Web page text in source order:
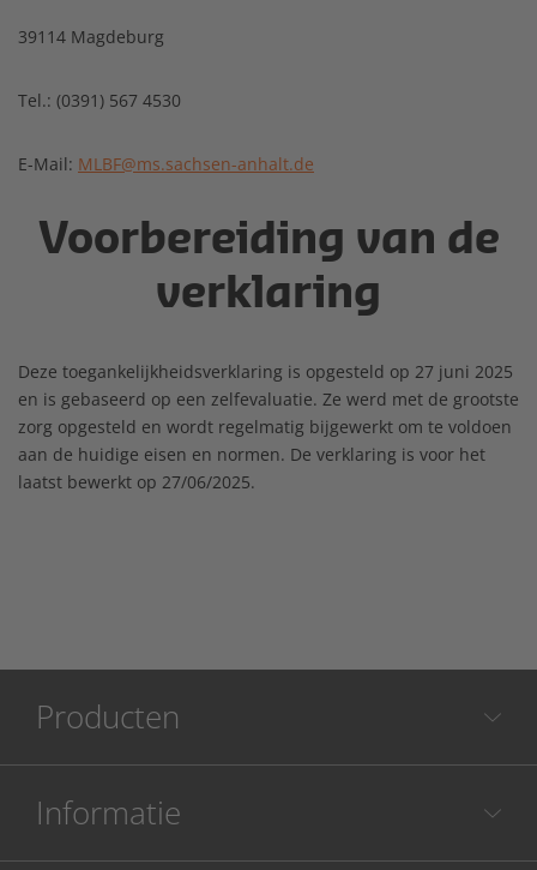
39114 Magdeburg
Tel.: (0391) 567 4530
E-Mail: MLBF@ms.sachsen-anhalt.de
Voorbereiding van de
verklaring
Deze toegankelijkheidsverklaring is opgesteld op 27 juni 2025
en is gebaseerd op een zelfevaluatie. Ze werd met de grootste
zorg opgesteld en wordt regelmatig bijgewerkt om te voldoen
aan de huidige eisen en normen. De verklaring is voor het
laatst bewerkt op 27/06/2025.
Producten
Informatie